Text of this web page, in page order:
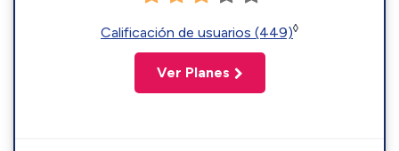
Calificación de usuarios (449)◊
Ver Planes